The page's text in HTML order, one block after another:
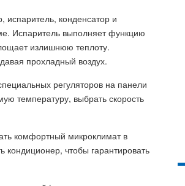
конденсатор и
Испаритель выполняет функцию
излишнюю теплоту.
прохладный воздух.
регуляторов на панели
температуру, выбрать скорость
комфортный микроклимат в
чтобы гарантировать